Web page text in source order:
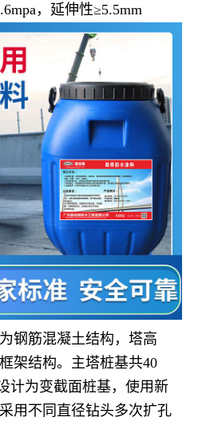
，延伸性≥5.5mm
钢筋混凝土结构，塔高
架结构。主塔桩基共40
计为变截面桩基，使用新
用不同直径钻头多次扩孔